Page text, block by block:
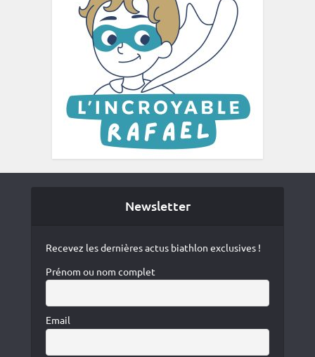
Newsletter
Recevez les dernières actus biathlon exclusives !
Prénom ou nom complet
Email